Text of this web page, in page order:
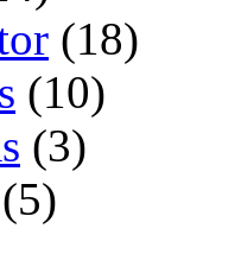
(18)
(10)
(3)
(5)